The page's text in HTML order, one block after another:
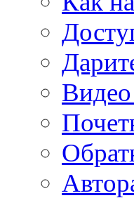
Видео